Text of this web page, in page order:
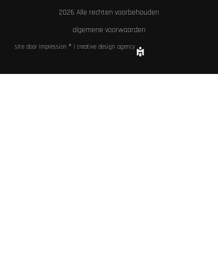
2026 Alle rechten voorbehouden
algemene voorwaarden
site door impression ® | creative design agency